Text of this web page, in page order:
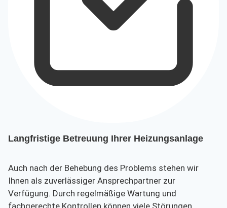
Langfristige Betreuung Ihrer Heizungsanlage
Auch nach der Behebung des Problems stehen wir
Ihnen als zuverlässiger Ansprechpartner zur
Verfügung. Durch regelmäßige Wartung und
fachgerechte Kontrollen können viele Störungen